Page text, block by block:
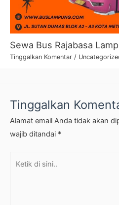
Sewa Bus Rajabasa
Tinggalkan Komentar /
Tinggalkan
Alamat email Anda tidak akan
wajib ditandai *